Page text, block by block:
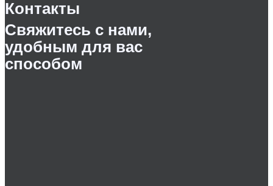
Контакты
Свяжитесь с нами,
удобным для вас
способом